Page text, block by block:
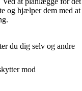
og hjælper dem med at
du dig selv og andre
mod